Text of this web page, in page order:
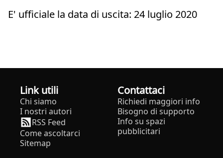
E' ufficiale la data di uscita: 24 luglio 2020
Link utili
Chi siamo
I nostri autori
RSS Feed
Come ascoltarci
Sitemap
Contattaci
Richiedi maggiori info
Bisogno di supporto
Info su spazi
pubblicitari